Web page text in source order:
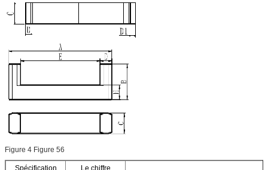
Figure 4 Figure 56
Spécification Le chiffre